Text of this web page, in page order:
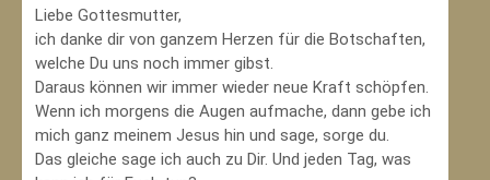
Liebe Gottesmutter,
ich danke dir von ganzem Herzen für die Botschaften,
welche Du uns noch immer gibst.
Daraus können wir immer wieder neue Kraft schöpfen.
Wenn ich morgens die Augen aufmache, dann gebe ich
mich ganz meinem Jesus hin und sage, sorge du.
Das gleiche sage ich auch zu Dir. Und jeden Tag, was